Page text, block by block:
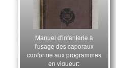
Manuel d'infanterie à
l'usage des caporaux
conforme aux programmes
en vigueur;